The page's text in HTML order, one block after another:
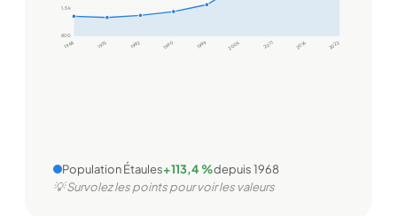
800
1,5 k
1968 1975 1982 1990 1999 2006 2011 2016 2022
Population Étaules+113,4 %depuis 1968
💡 Survolez les points pour voir les valeurs